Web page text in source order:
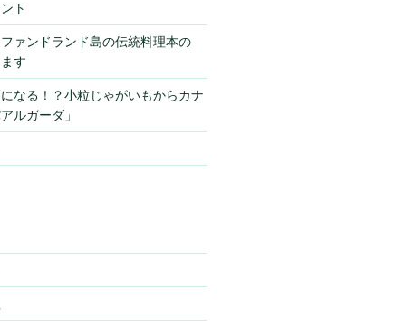
ト
ァンドランド島の伝統料理本の
す
なる！？小粒じゃがいもからカナ
ルガーダ」